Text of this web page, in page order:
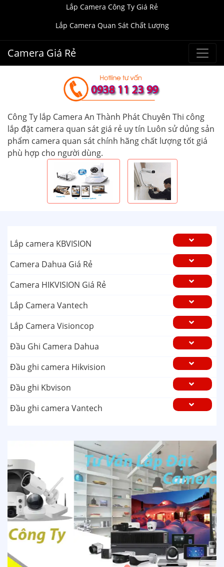
Lắp Camera Công Ty Giá Rẻ
Lắp Camera Quan Sát Chất Lượng
Camera Giá Rẻ
Công Ty lắp Camera An Thành Phát Chuyên Thi công
lắp đặt camera quan sát giá rẻ uy tín Luôn sử dủng sản
phẩm camera quan sát chính hãng chất lượng tốt giá
phù hợp cho người dùng.
Lắp camera KBVISION
Camera Dahua Giá Rẻ
Camera HIKVISION Giá Rẻ
Lắp Camera Vantech
Lắp Camera Visioncop
Đầu Ghi Camera Dahua
Đầu ghi camera Hikvision
Đầu ghi Kbvison
Đầu ghi camera Vantech